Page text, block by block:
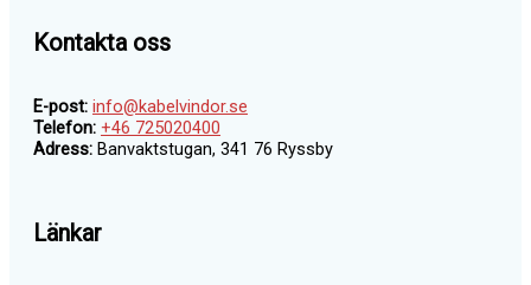
Kontakta oss
E-post: info@kabelvindor.se
Telefon: +46 725020400
Adress: Banvaktstugan, 341 76 Ryssby
Länkar